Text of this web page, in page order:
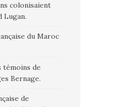
colonisaient
Lugan.
du Maroc
de
Bernage.
de